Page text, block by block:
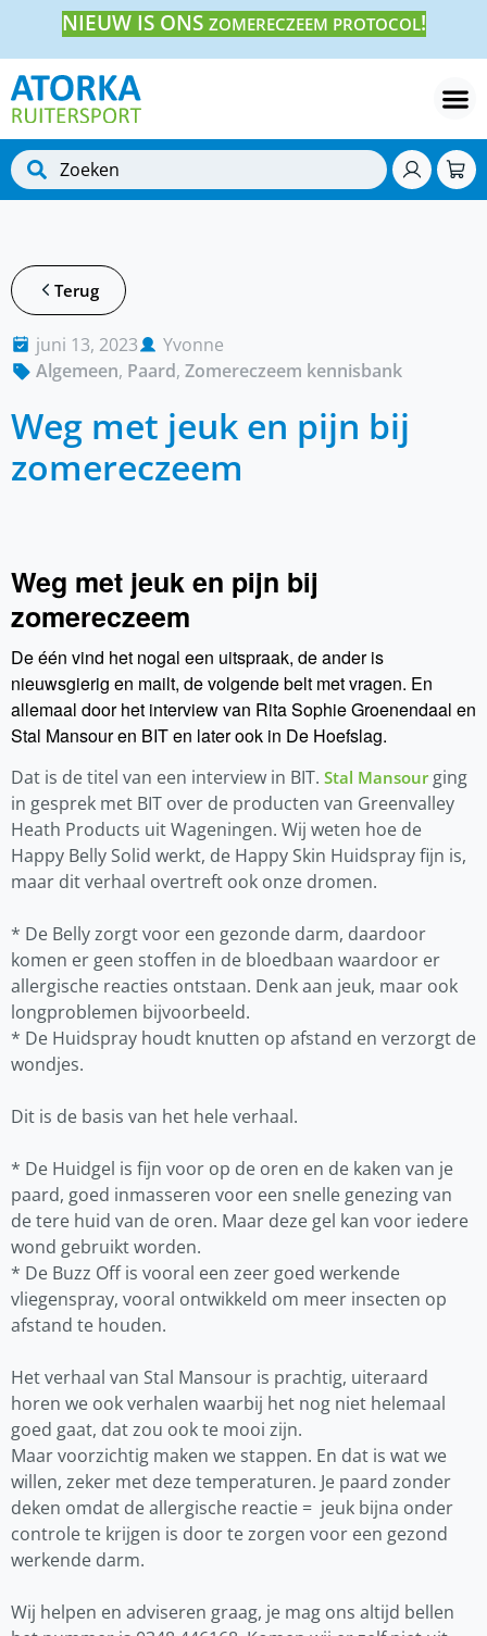
NIEUW IS ONS ZOMERECZEEM PROTOCOL!
Terug
juni 13, 2023
Yvonne
Algemeen, Paard, Zomereczeem kennisbank
Weg met jeuk en pijn bij
zomereczeem
Weg met jeuk en pijn bij
zomereczeem
De één vind het nogal een uitspraak, de ander is
nieuwsgierig en mailt, de volgende belt met vragen. En
allemaal door het interview van Rita Sophie Groenendaal en
Stal Mansour en BIT en later ook in De Hoefslag.
Dat is de titel van een interview in BIT. Stal Mansour ging
in gesprek met BIT over de producten van Greenvalley
Heath Products uit Wageningen. Wij weten hoe de
Happy Belly Solid werkt, de Happy Skin Huidspray fijn is,
maar dit verhaal overtreft ook onze dromen.
* De Belly zorgt voor een gezonde darm, daardoor
komen er geen stoffen in de bloedbaan waardoor er
allergische reacties ontstaan. Denk aan jeuk, maar ook
longproblemen bijvoorbeeld.
* De Huidspray houdt knutten op afstand en verzorgt de
wondjes.
Dit is de basis van het hele verhaal.
* De Huidgel is fijn voor op de oren en de kaken van je
paard, goed inmasseren voor een snelle genezing van
de tere huid van de oren. Maar deze gel kan voor iedere
wond gebruikt worden.
* De Buzz Off is vooral een zeer goed werkende
vliegenspray, vooral ontwikkeld om meer insecten op
afstand te houden.
Het verhaal van Stal Mansour is prachtig, uiteraard
horen we ook verhalen waarbij het nog niet helemaal
goed gaat, dat zou ook te mooi zijn.
Maar voorzichtig maken we stappen. En dat is wat we
willen, zeker met deze temperaturen. Je paard zonder
deken omdat de allergische reactie = jeuk bijna onder
controle te krijgen is door te zorgen voor een gezond
werkende darm.
Wij helpen en adviseren graag, je mag ons altijd bellen